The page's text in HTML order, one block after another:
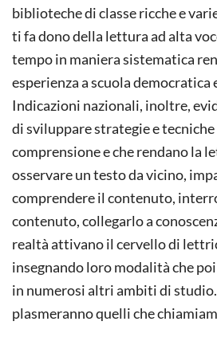
biblioteche di classe ricche e
ti fa dono della lettura ad alta
tempo in maniera sistematica
esperienza a scuola democratica
Indicazioni nazionali, inoltre,
di sviluppare strategie e
comprensione e che rendano la
osservare un testo da vicino,
comprendere il contenuto,
contenuto, collegarlo a
realtà attivano il cervello di
insegnando loro modalità che
in numerosi altri ambiti di
plasmeranno quelli che